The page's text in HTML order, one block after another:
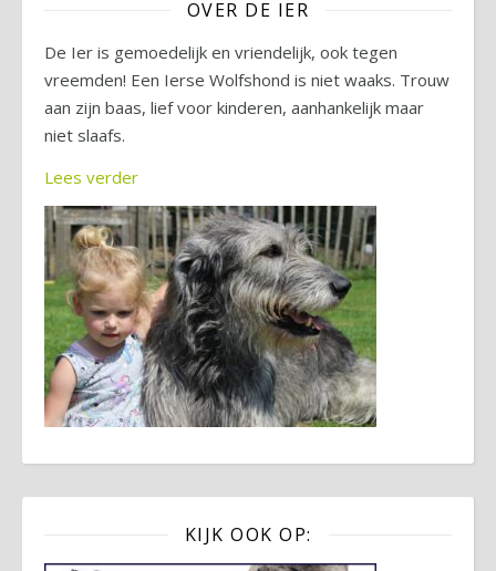
OVER DE IER
De Ier is gemoedelijk en vriendelijk, ook tegen
vreemden! Een Ierse Wolfshond is niet waaks. Trouw
aan zijn baas, lief voor kinderen, aanhankelijk maar
niet slaafs.
Lees verder
KIJK OOK OP: